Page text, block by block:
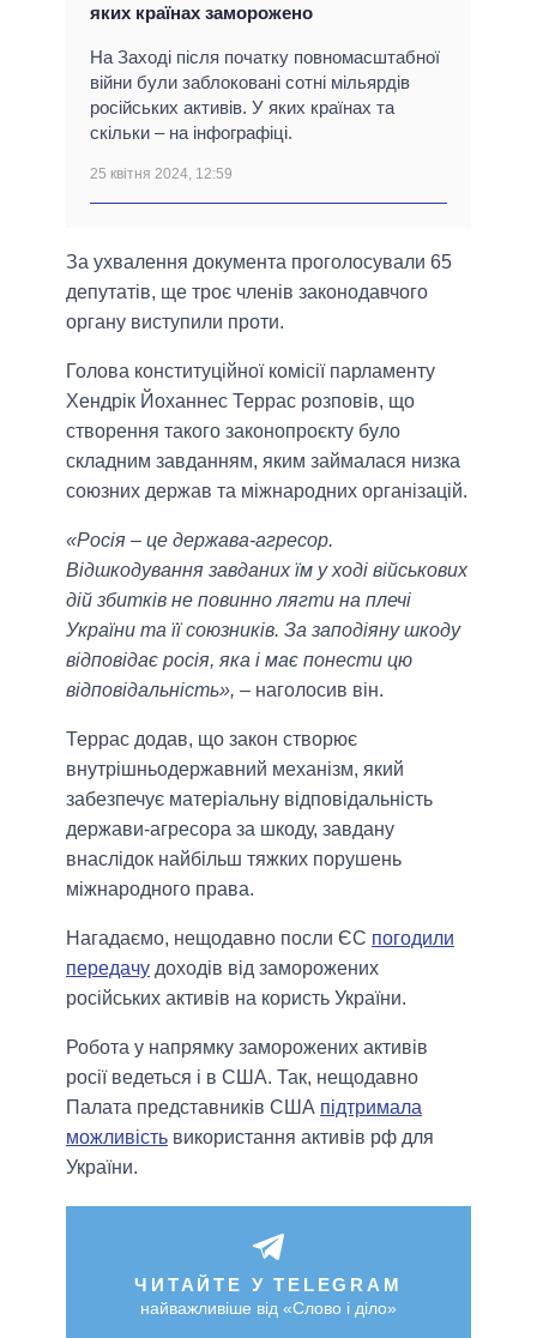
яких країнах заморожено
На Заході після початку повномасштабної
війни були заблоковані сотні мільярдів
російських активів. У яких країнах та
скільки – на інфографіці.
25 квітня 2024, 12:59
За ухвалення документа проголосували 65
депутатів, ще троє членів законодавчого
органу виступили проти.
Голова конституційної комісії парламенту
Хендрік Йоханнес Террас розповів, що
створення такого законопроєкту було
складним завданням, яким займалася низка
союзних держав та міжнародних організацій.
«Росія – це держава-агресор.
Відшкодування завданих їм у ході військових
дій збитків не повинно лягти на плечі
України та її союзників. За заподіяну шкоду
відповідає росія, яка і має понести цю
відповідальність», – наголосив він.
Террас додав, що закон створює
внутрішньодержавний механізм, який
забезпечує матеріальну відповідальність
держави-агресора за шкоду, завдану
внаслідок найбільш тяжких порушень
міжнародного права.
Нагадаємо, нещодавно посли ЄС погодили
передачу доходів від заморожених
російських активів на користь України.
Робота у напрямку заморожених активів
росії ведеться і в США. Так, нещодавно
Палата представників США підтримала
можливість використання активів рф для
України.
ЧИТАЙТЕ У TELEGRAM
найважливіше від «Слово і діло»